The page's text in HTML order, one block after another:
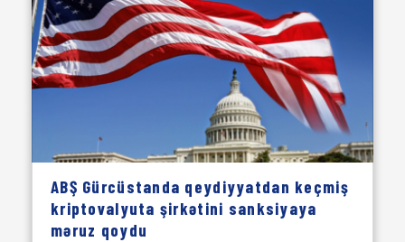
ABŞ Gürcüstanda qeydiyyatdan keçmiş
kriptovalyuta şirkətini sanksiyaya
məruz qoydu